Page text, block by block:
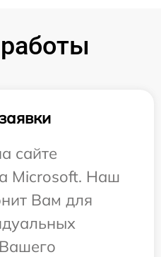
сайте
Microsoft. Наш
Вам для